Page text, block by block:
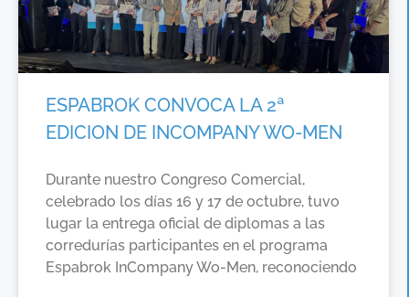
ESPABROK CONVOCA LA 2ª
EDICION DE INCOMPANY WO-MEN
Durante nuestro Congreso Comercial,
celebrado los días 16 y 17 de octubre, tuvo
lugar la entrega oficial de diplomas a las
corredurías participantes en el programa
Espabrok InCompany Wo-Men, reconociendo